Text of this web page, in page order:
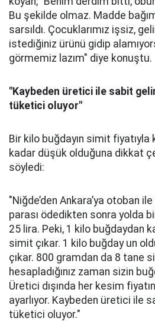
Bu şekilde olmaz. Madde
sarsıldı. Çocuklarımız işsiz,
istediğiniz ürünü gidip
görmemiz lazım" diye konuştu.
"Kaybeden üretici ile sabit
tüketici oluyor"
Bir kilo buğdayın simit fiyatıyla
kadar düşük olduğuna dikkat
söyledi:
"Niğde’den Ankara’ya otoban ile
parası ödedikten sonra yolda
25 lira. Peki, 1 kilo buğdaydan
simit çıkar. 1 kilo buğday un
çıkar. 800 gramdan da 8 tane
hesapladığınız zaman sizin
Üretici dışında her kesim
ayarlıyor. Kaybeden üretici ile
tüketici oluyor."